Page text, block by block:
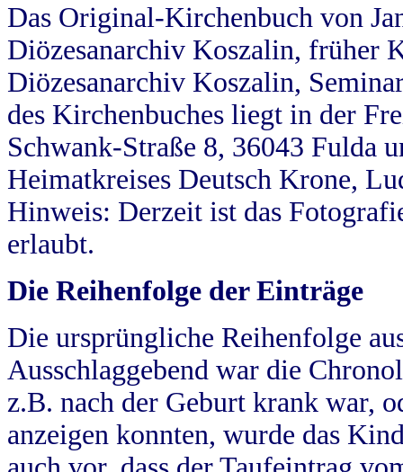
Das Original-Kirchenbuch von
Diözesanarchiv Koszalin, früher
Diözesanarchiv Koszalin,
des Kirchenbuches liegt in der
Schwank-Straße 8, 36043 Fulda
Heimatkreises Deutsch Krone,
Hinweis: Derzeit ist das
erlaubt.
Die Reihenfolge der Einträge
Die ursprüngliche Reihenfolge
Ausschlaggebend war die
z.B. nach der Geburt krank war,
anzeigen konnten, wurde das